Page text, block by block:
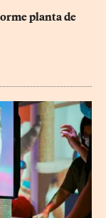
planta de